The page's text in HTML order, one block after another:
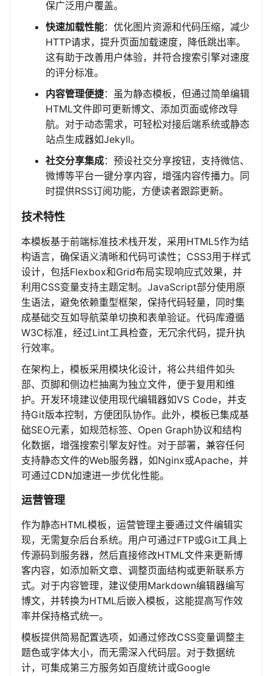
保广泛用户覆盖。
快速加载性能：优化图片资源和代码压缩，减少
HTTP请求，提升页面加载速度，降低跳出率。
这有助于改善用户体验，并符合搜索引擎对速度
的评分标准。
内容管理便捷：虽为静态模板，但通过简单编辑
HTML文件即可更新博文、添加页面或修改导
航。对于动态需求，可轻松对接后端系统或静态
站点生成器如Jekyll。
社交分享集成：预设社交分享按钮，支持微信、
微博等平台一键分享内容，增强内容传播力。同
时提供RSS订阅功能，方便读者跟踪更新。
技术特性
本模板基于前端标准技术栈开发，采用HTML5作为结
构语言，确保语义清晰和代码可读性；CSS3用于样式
设计，包括Flexbox和Grid布局实现响应式效果，并
利用CSS变量支持主题定制。JavaScript部分使用原
生语法，避免依赖重型框架，保持代码轻量，同时集
成基础交互如导航菜单切换和表单验证。代码库遵循
W3C标准，经过Lint工具检查，无冗余代码，提升执
行效率。
在架构上，模板采用模块化设计，将公共组件如头
部、页脚和侧边栏抽离为独立文件，便于复用和维
护。开发环境建议使用现代编辑器如VS Code，并支
持Git版本控制，方便团队协作。此外，模板已集成基
础SEO元素，如规范标签、Open Graph协议和结构
化数据，增强搜索引擎友好性。对于部署，兼容任何
支持静态文件的Web服务器，如Nginx或Apache，并
可通过CDN加速进一步优化性能。
运营管理
作为静态HTML模板，运营管理主要通过文件编辑实
现，无需复杂后台系统。用户可通过FTP或Git工具上
传源码到服务器，然后直接修改HTML文件来更新博
客内容，如添加新文章、调整页面结构或更新联系方
式。对于内容管理，建议使用Markdown编辑器编写
博文，并转换为HTML后嵌入模板，这能提高写作效
率并保持格式统一。
模板提供简易配置选项，如通过修改CSS变量调整主
题色或字体大小，而无需深入代码层。对于数据统
计，可集成第三方服务如百度统计或Google